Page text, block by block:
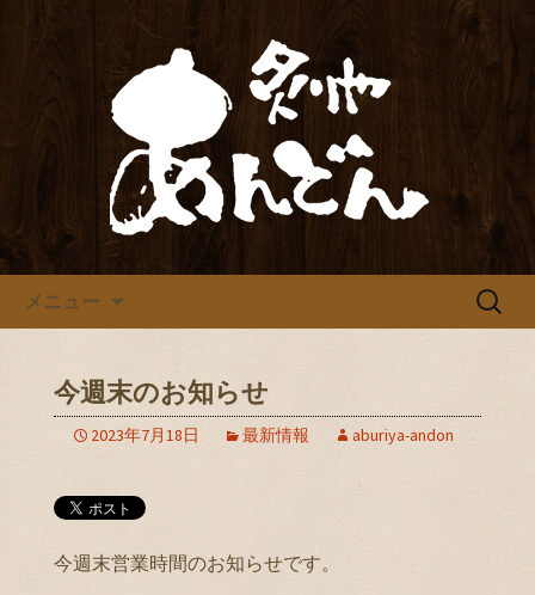
炙りや あんどん
メニュー
検
今週末のお知らせ
2023年7月18日 最新情報 aburiya-andon
今週末営業時間のお知らせです。